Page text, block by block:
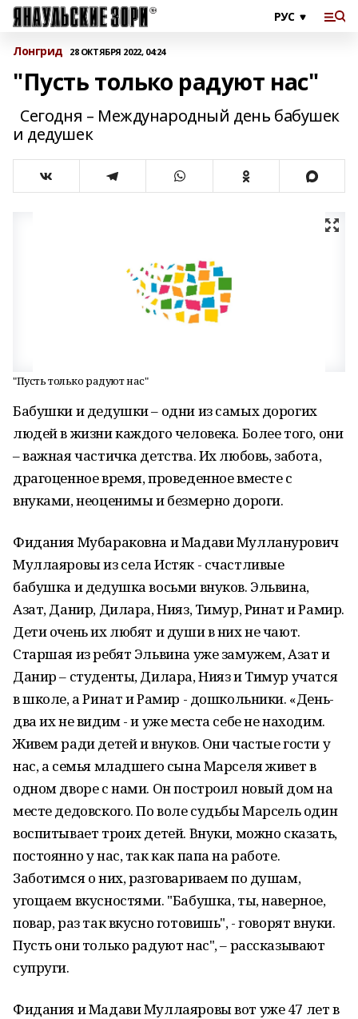
Лонгрид 28 ОКТЯБРЯ 2022, 04:24
"Пусть только радуют нас"
Сегодня – Международный день бабушек
и дедушек
"Пусть только радуют нас"
Бабушки и дедушки – одни из самых дорогих
людей в жизни каждого человека. Более того, они
– важная частичка детства. Их любовь, забота,
драгоценное время, проведенное вместе с
внуками, неоценимы и безмерно дороги.
Фидания Мубараковна и Мадави Мулланурович
Муллаяровы из села Истяк - счастливые
бабушка и дедушка восьми внуков. Эльвина,
Азат, Данир, Дилара, Нияз, Тимур, Ринат и Рамир.
Дети очень их любят и души в них не чают.
Старшая из ребят Эльвина уже замужем, Азат и
Данир – студенты, Дилара, Нияз и Тимур учатся
в школе, а Ринат и Рамир - дошкольники. «День-
два их не видим - и уже места себе не находим.
Живем ради детей и внуков. Они частые гости у
нас, а семья младшего сына Марселя живет в
одном дворе с нами. Он построил новый дом на
месте дедовского. По воле судьбы Марсель один
воспитывает троих детей. Внуки, можно сказать,
постоянно у нас, так как папа на работе.
Заботимся о них, разговариваем по душам,
угощаем вкусностями. "Бабушка, ты, наверное,
повар, раз так вкусно готовишь", - говорят внуки.
Пусть они только радуют нас", – рассказывают
супруги.
Фидания и Мадави Муллаяровы вот уже 47 лет в